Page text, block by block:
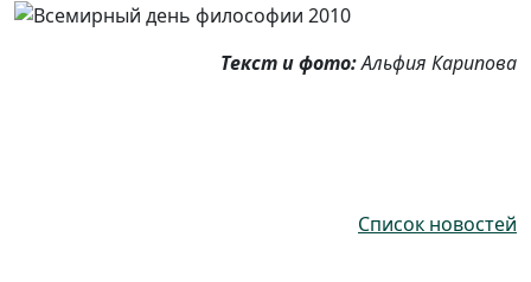
Текст и фото:Альфия Карипова
Список новостей